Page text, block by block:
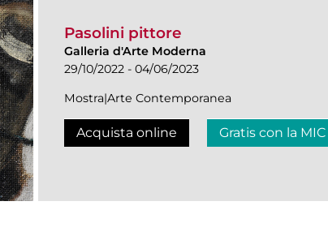
Pasolini pittore
Galleria d'Arte Moderna
29/10/2022 - 04/06/2023
Mostra|Arte Contemporanea
Acquista online Gratis con la